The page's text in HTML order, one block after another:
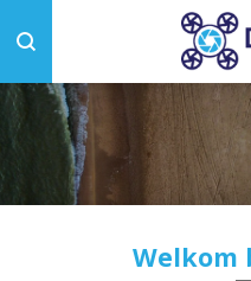
direct
naar
de
hoofdinhoud
Welkom